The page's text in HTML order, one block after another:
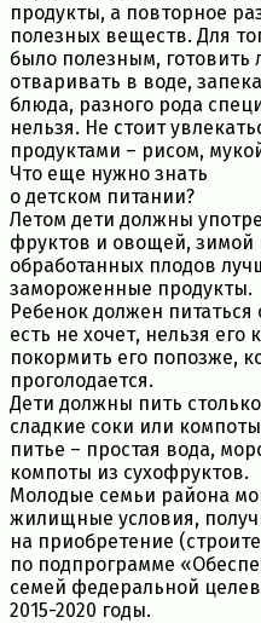
продукты, а повторное
полезных веществ. Для
было полезным, готовить
отваривать в воде,
блюда, разного рода
нельзя. Не стоит
продуктами – рисом,
Что еще нужно знать
о детском питании?
Летом дети должны
фруктов и овощей, зимой
обработанных плодов
замороженные продукты.
Ребенок должен питаться
есть не хочет, нельзя
покормить его попозже,
проголодается.
Дети должны пить
сладкие соки или
питье – простая вода,
компоты из сухофруктов.
Молодые семьи района
жилищные условия,
на приобретение
по подпрограмме
семей федеральной
2015-2020 годы.